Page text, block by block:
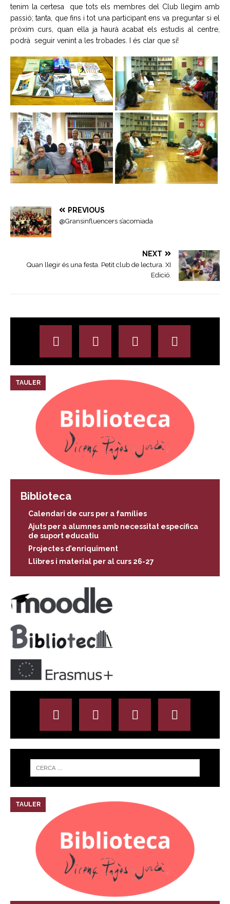
tenim la certesa que tots els membres del Club llegim amb
passió; tanta, que fins i tot una participant ens va preguntar si el
pròxim curs, quan ella ja haurà acabat els estudis al centre,
podrà seguir venint a les trobades. I és clar que sí!
PREVIOUS
@Gransinfluencers s’acomiada
NEXT
Quan llegir és una festa. Petit club de lectura. XI
Edició.
TAULER
Biblioteca
Calendari de curs per a famílies
Ajuts per a alumnes amb necessitat específica
de suport educatiu
Projectes d’enriquiment
Llibres i material per al curs 26-27
TAULER